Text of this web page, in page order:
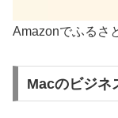
Amazonでふるさ
Macのビジネ